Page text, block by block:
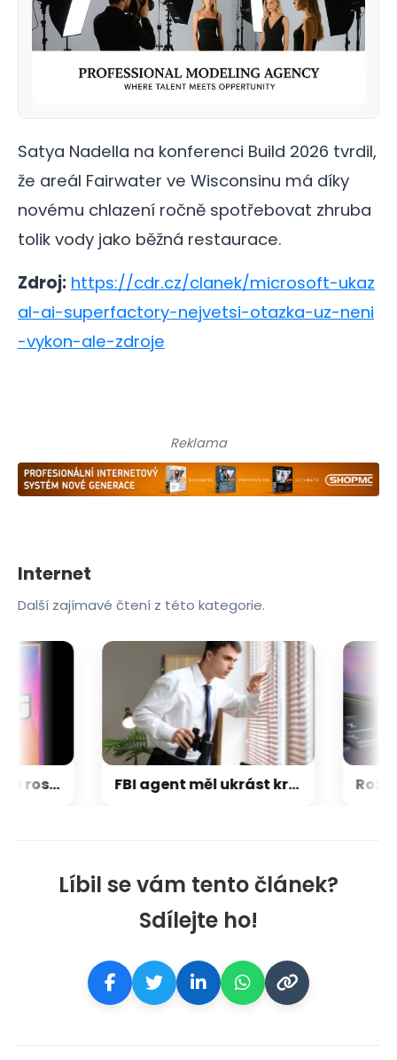
Satya Nadella na konferenci Build 2026 tvrdil,
že areál Fairwater ve Wisconsinu má díky
novému chlazení ročně spotřebovat zhruba
tolik vody jako běžná restaurace.
Zdroj: https://cdr.cz/clanek/microsoft-ukaz
al-ai-superfactory-nejvetsi-otazka-uz-neni
-vykon-ale-zdroje
Líbil se vám tento článek?
Sdílejte ho!
Reklama
Internet
Další zajímavé čtení z této kategorie.
Napětí kolem GTA 6 roste. Srpen může přinést třetí trailer i první gameplay FBI agent měl ukrást kryptoměny za milion dolarů. Usvědčil ho ChatGPT